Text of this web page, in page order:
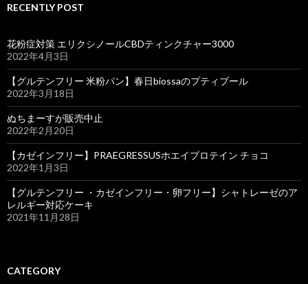
RECENTLY POST
花粉症対策 エリクシノールCBDティンクチャー3000
2022年4月3日
【グルテンフリー 米粉パン】春日biossaのプティブール
2022年3月18日
ぬちまーすが販売中止
2022年2月20日
【カゼインフリー】PRAEGRESSUSホエイプロテイン チョコ
2022年1月3日
【グルテンフリー ・カゼインフリー・卵フリー】シャトレーゼのア
レルギー対応ケーキ
2021年11月28日
CATEGORY